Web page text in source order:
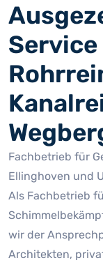
Fachbetrieb für
Ellinghoven und
Als Fachbetrieb
wir der
Architekten,